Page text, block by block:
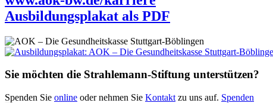
Ausbildungsplakat als PDF
Sie möchten die Strahlemann-Stiftung unterstützen?
Spenden Sie online oder nehmen Sie Kontakt zu uns auf. Spenden